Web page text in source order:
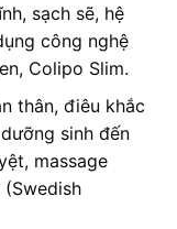
sạch sẽ, hệ
công nghệ
Colipo Slim.
thân, điêu khắc
sinh đến
massage